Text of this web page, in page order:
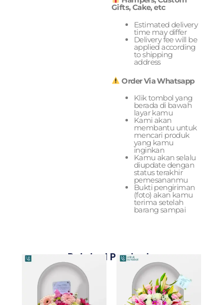
Gifts, Cake, etc
Estimated delivery
time may differ
Delivery fee will be
applied according
to shipping
address
Order Via Whatsapp
Klik tombol yang
berada di bawah
layar kamu
Kami akan
membantu untuk
mencari produk
yang kamu
inginkan
Kamu akan selalu
diupdate dengan
status terakhir
pemesananmu
Bukti pengiriman
(foto) akan kamu
terima setelah
barang sampai
Related Products